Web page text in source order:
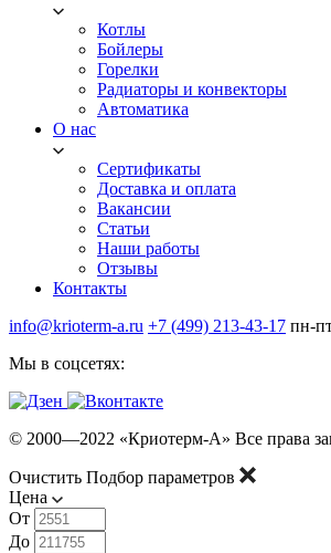
Котлы
Бойлеры
Горелки
Радиаторы и конвекторы
Автоматика
О нас
Сертификаты
Доставка и оплата
Вакансии
Статьи
Наши работы
Отзывы
Контакты
info@krioterm-a.ru +7 (499) 213-43-17 пн-
Мы в соцсетях:
© 2000—2022 «Криотерм-А» Все права
Очистить Подбор параметров
Цена
От
До